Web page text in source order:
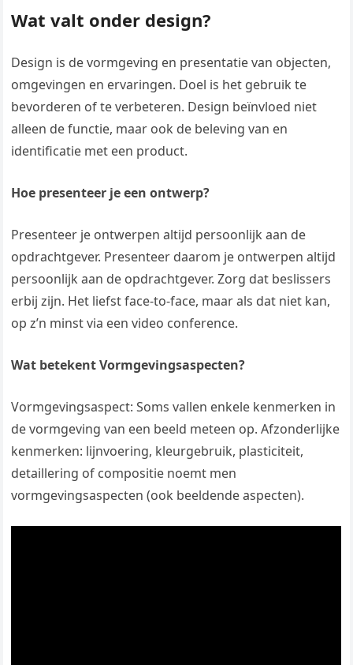
Wat valt onder design?
Design is de vormgeving en presentatie van objecten,
omgevingen en ervaringen. Doel is het gebruik te
bevorderen of te verbeteren. Design beïnvloed niet
alleen de functie, maar ook de beleving van en
identificatie met een product.
Hoe presenteer je een ontwerp?
Presenteer je ontwerpen altijd persoonlijk aan de
opdrachtgever. Presenteer daarom je ontwerpen altijd
persoonlijk aan de opdrachtgever. Zorg dat beslissers
erbij zijn. Het liefst face-to-face, maar als dat niet kan,
op z’n minst via een video conference.
Wat betekent Vormgevingsaspecten?
Vormgevingsaspect: Soms vallen enkele kenmerken in
de vormgeving van een beeld meteen op. Afzonderlijke
kenmerken: lijnvoering, kleurgebruik, plasticiteit,
detaillering of compositie noemt men
vormgevingsaspecten (ook beeldende aspecten).